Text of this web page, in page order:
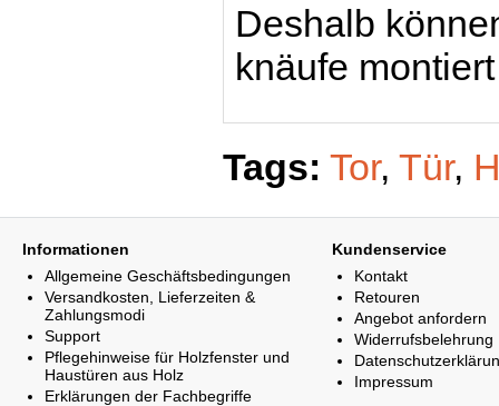
Deshalb
knäufe
Tags: Tor, Tür,
Informationen
Allgemeine Geschäftsbedingungen
Versandkosten, Lieferzeiten &
Zahlungsmodi
Support
Pflegehinweise für Holzfenster und
Haustüren aus Holz
Erklärungen der Fachbegriffe
Kundenservice
Kontakt
Retouren
Angebot anfordern
Widerrufsbelehrung
Impressum